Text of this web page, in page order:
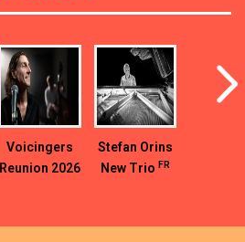
Voicingers
Reunion 2026
Manu
Stefan Orins
New TrioFR